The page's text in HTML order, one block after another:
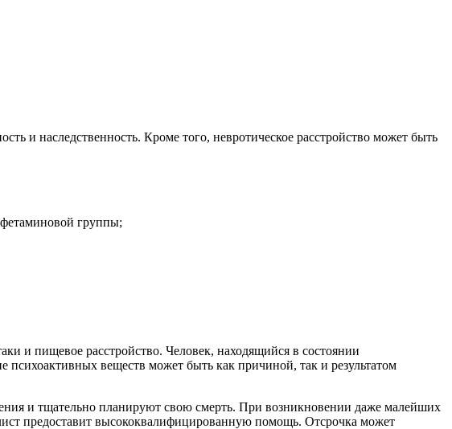
и наследственность. Кроме того, невротическое расстройство может быть
группы;
и пищевое расстройство. Человек, находящийся в состоянии
веществ может быть как причиной, так и результатом
и тщательно планируют свою смерть. При возникновении даже малейших
предоставит высококвалифицированную помощь. Отсрочка может